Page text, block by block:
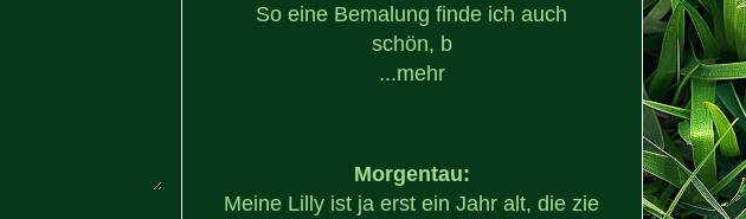
So eine Bemalung finde ich auch
schön, b
...mehr
Morgentau:
Meine Lilly ist ja erst ein Jahr alt, die zie